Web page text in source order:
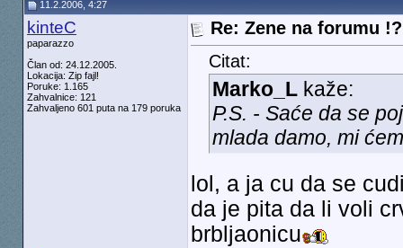
11.2.2006, 4:27
kinteC
paparazzo
Član od: 24.12.2005.
Lokacija: Zip fajl!
Poruke: 1.165
Zahvalnice: 121
Zahvaljeno 601 puta na 179 poruka
Re: Zene na forumu
Citat:
Marko_Lkaže:
P.S. - Saće da se
mlada damo, mi
lol, a ja cu da se
da je pita da li voli
brbljaonicu